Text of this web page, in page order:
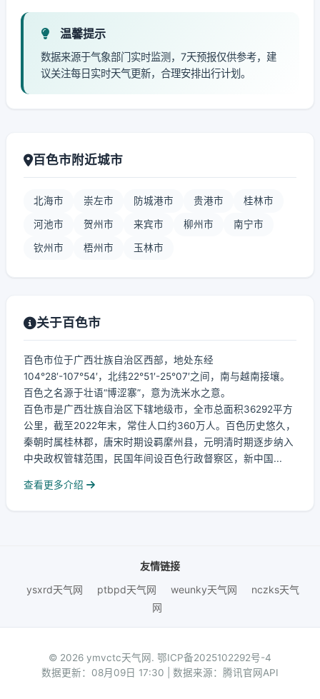
温馨提示
数据来源于气象部门实时监测，7天预报仅供参考，建
议关注每日实时天气更新，合理安排出行计划。
百色市附近城市
北海市 崇左市 防城港市 贵港市 桂林市
河池市 贺州市 来宾市 柳州市 南宁市
钦州市 梧州市 玉林市
关于百色市
百色市位于广西壮族自治区西部，地处东经
104°28′-107°54′，北纬22°51′-25°07′之间，南与越南接壤。
百色之名源于壮语“博涩寨”，意为洗米水之意。
百色市是广西壮族自治区下辖地级市，全市总面积36292平方
公里，截至2022年末，常住人口约360万人。百色历史悠久，
秦朝时属桂林郡，唐宋时期设羁縻州县，元明清时期逐步纳入
中央政权管辖范围，民国年间设百色行政督察区，新中国...
查看更多介绍
友情链接
ysxrd天气网
ptbpd天气网 weunky天气网
nczks天气
网
© 2026 ymvctc天气网. 鄂ICP备2025102292号-4
数据更新：08月09日 17:30 | 数据来源：腾讯官网API